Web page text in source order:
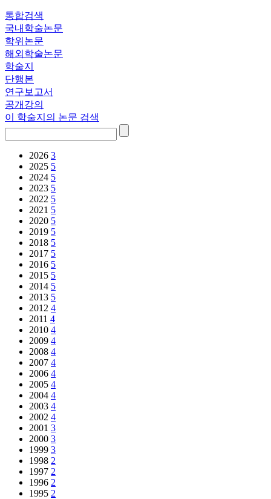
통합검색
국내학술논문
학위논문
해외학술논문
학술지
단행본
연구보고서
공개강의
이 학술지의 논문 검색
2026 3
2025 5
2024 5
2023 5
2022 5
2021 5
2020 5
2019 5
2018 5
2017 5
2016 5
2015 5
2014 5
2013 5
2012 4
2011 4
2010 4
2009 4
2008 4
2007 4
2006 4
2005 4
2004 4
2003 4
2002 4
2001 3
2000 3
1999 3
1998 2
1997 2
1996 2
1995 2